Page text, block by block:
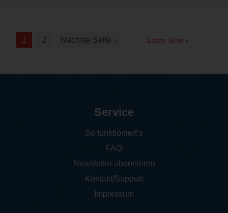
1 2 Nächste Seite › Letzte Seite »
Service
So funktioniert‘s
FAQ
Newsletter abonnieren
Kontakt/Support
Impressum